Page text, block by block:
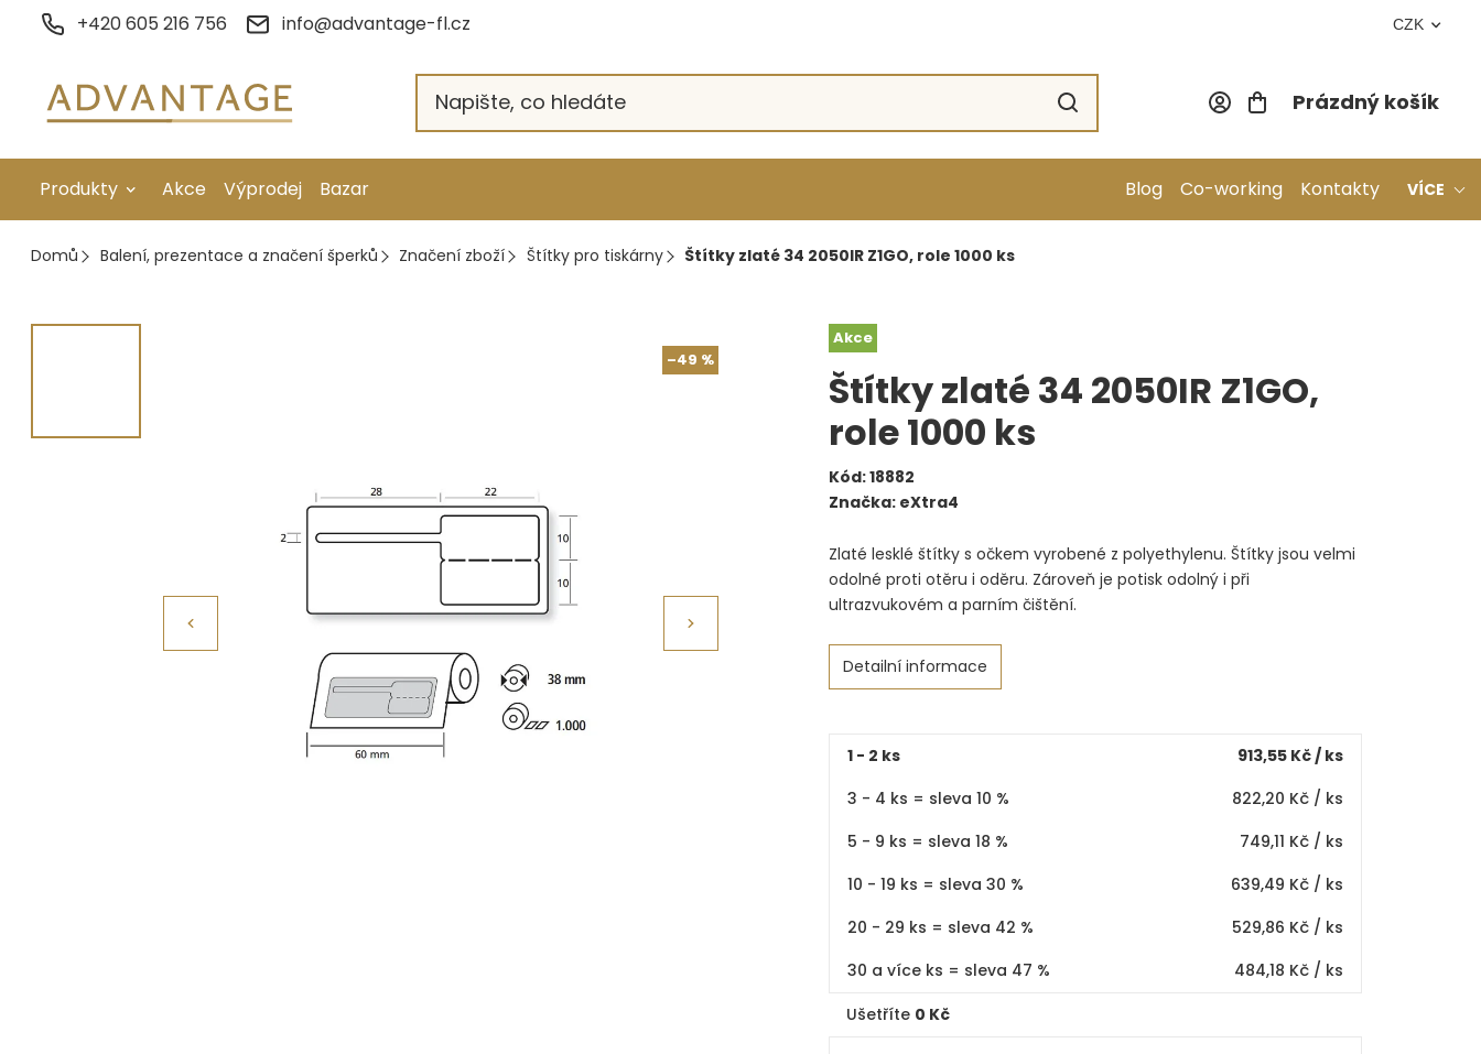
+420 605 216 756 info@advantage-fl.cz CZK
Nákupní
Prázdný košík
Produkty
Galvanické pokovení
Strojní obrábění
Akce Výprodej Bazar Blog Co-working Kontakty VÍCE
Domů Balení, prezentace a značení šperků Značení zboží Štítky pro tiskárny Štítky zlaté 34 2050IR Z1GO, role 1000 ks
–49 %
Akce
Štítky zlaté 34 2050IR Z1GO,
role 1000 ks
Kód:18882
Značka: eXtra4
1 - 2 ks 913,55 Kč / ks
3 - 4 ks = sleva 10 %
822,20 Kč / ks
5 - 9 ks = sleva 18 %
749,11 Kč / ks
10 - 19 ks = sleva 30 %
639,49 Kč / ks
20 - 29 ks = sleva 42 %
529,86 Kč / ks
30 a více ks = sleva 47 %
484,18 Kč / ks
Ušetříte 0 Kč
Zlaté lesklé štítky s očkem vyrobené z polyethylenu. Štítky jsou velmi
odolné proti otěru i oděru. Zároveň je potisk odolný i při
ultrazvukovém a parním čištění.
Detailní informace